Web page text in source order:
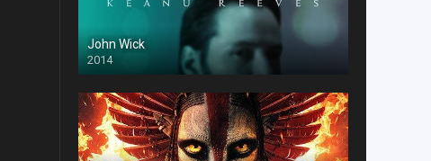
John Wick
2014